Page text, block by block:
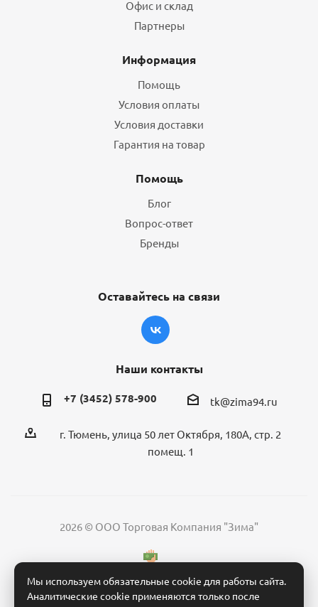
Офис и склад
Партнеры
Информация
Помощь
Условия оплаты
Условия доставки
Гарантия на товар
Помощь
Блог
Вопрос-ответ
Бренды
Оставайтесь на связи
Наши контакты
+7 (3452) 578-900 tk@zima94.ru
г. Тюмень, улица 50 лет Октября, 180А, стр. 2
помещ. 1
2026 © ООО Торговая Компания "Зима"
Мы используем обязательные cookie для работы сайта.
Аналитические cookie применяются только после